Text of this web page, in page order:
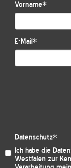
Vorname*
E-Mail*
Datenschutz*
Ich habe die
Westfalen zur